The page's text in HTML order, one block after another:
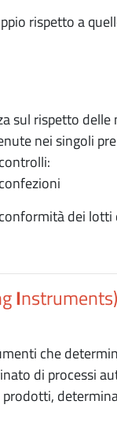
rispetto a
sul rispetto
nei singoli
dei
Instruments)
che
di processi